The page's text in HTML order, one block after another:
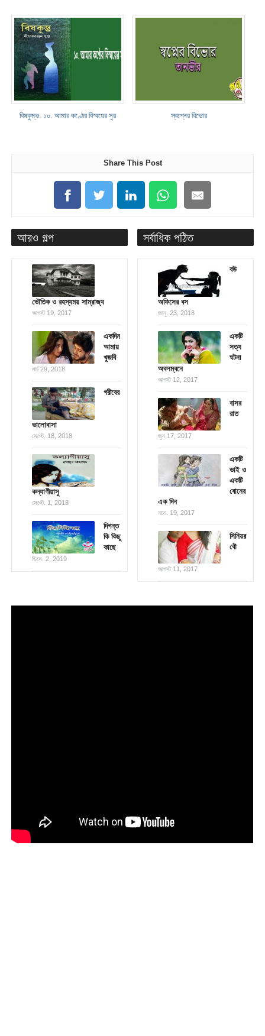
বিষকুম্ভ: ১০. আমার কণ্ঠের বিস্ময়ের সুর স্বপ্নের বিভোর
Share This Post
আরও গল্প
ভৌতিক ও রহস্যময় সাম্রাজ্য
আগস্ট 19, 2017
একদিন
আমায়
খুজবি
মার্চ 29, 2018
গরীবের
ভালোবাসা
সেপ্টে. 18, 2018
কল্যাণীয়াসু
সেপ্টে. 1, 2018
দিগন্ত
কি কিছু
কাছে
ডিসে. 2, 2019
সর্বাধিক পঠিত
বউ
অফিসের বস
জানু. 23, 2018
একটি
সত্য
ঘটনা
অবলম্বনে
আগস্ট 12, 2017
বাসর
রাত
জুন 17, 2017
একটি
ভাই ও
একটি
বোনের
এক দিন
নভে. 19, 2017
সিনিয়র
বৌ
আগস্ট 11, 2017